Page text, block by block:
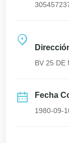
BV 25 DE
Fecha
1980-09-